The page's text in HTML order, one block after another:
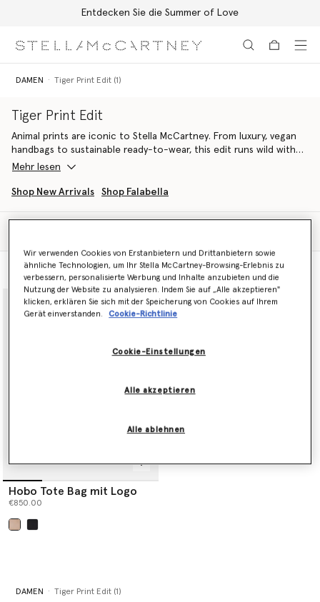
Entdecken Sie die Summer of Love
DAMEN Tiger Print Edit (1)
Tiger Print Edit
Animal prints are iconic to Stella McCartney. From luxury, vegan
handbags to sustainable ready-to-wear, this edit runs wild with
feathered tiger pattern in monochromatic and soft tones,
bagshandcrafted from croc-embossed, apple-based materials.
from organic silk and printed in all-over tiger.
Tigers even get their claws into denim, with laser-printed cargo
jeans crafted from regenerative cotton.
Mehr lesen
Shop New Arrivals Shop Falabella
Ansicht des Modells Produktansicht
Hobo Tote Bag mit Logo
€850.00
DAMEN Tiger Print Edit (1)
Wir verwenden Cookies von Erstanbietern und Drittanbietern sowie
ähnliche Technologien, um Ihr Stella McCartney-Browsing-Erlebnis zu
verbessern, personalisierte Werbung und Inhalte anzubieten und die
Nutzung der Website zu analysieren. Indem Sie auf „Alle akzeptieren"
klicken, erklären Sie sich mit der Speicherung von Cookies auf Ihrem
Gerät einverstanden.
Cookie-Richtlinie
Cookie-Einstellungen
Alle ablehnen
Alle akzeptieren